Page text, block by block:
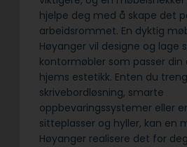
hjelpe deg med å skape det
arbeidsrommet. En dyktig
Høyanger vil designe og lage
kontormøbler som passer
hjems estetikk. Enten du
skrivebordløsning, smarte
oppbevaringssystemer eller
sitteplasser og hyller, kan en
Høyanger realisere det for